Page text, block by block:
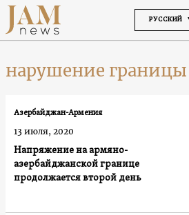
РУССКИЙ
нарушение границы
Напряжение на армяно-
азербайджанской границе
продолжается второй день
Азербайджан-Армения
13 июля, 2020